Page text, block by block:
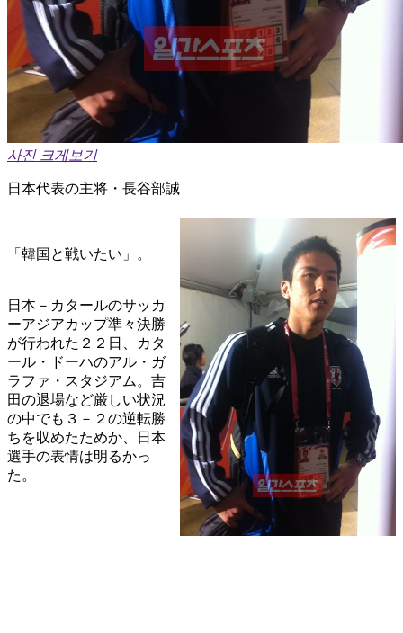
사진 크게보기
日本代表の主将・長谷部誠
「韓国と戦いたい」。
日本－カタールのサッカ
ーアジアカップ準々決勝
が行われた２２日、カタ
ール・ドーハのアル・ガ
ラファ・スタジアム。吉
田の退場など厳しい状況
の中でも３－２の逆転勝
ちを収めたためか、日本
選手の表情は明るかっ
た。